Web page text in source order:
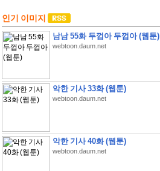
인기 이미지
남남 55화 두껍아 두껍아 (웹툰)
webtoon.daum.net
악한 기사 33화 (웹툰)
webtoon.daum.net
악한 기사 40화 (웹툰)
webtoon.daum.net